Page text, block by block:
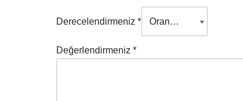
Derecelendirmeniz *
Değerlendirmeniz *